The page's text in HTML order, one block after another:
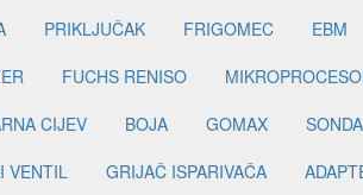
PRIKLJUČAK FRIGOMEC EBM
FUCHS RENISO
CIJEV BOJA GOMAX SONDA
VENTIL GRIJAČ ISPARIVAČA